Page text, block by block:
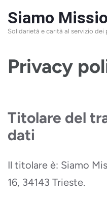
Salta
(premi
Invio)
Siamo
Solidarietà e carità al servizio dei
Privacy
Titolare del
dati
Il titolare è: Siamo
16, 34143 Trieste.